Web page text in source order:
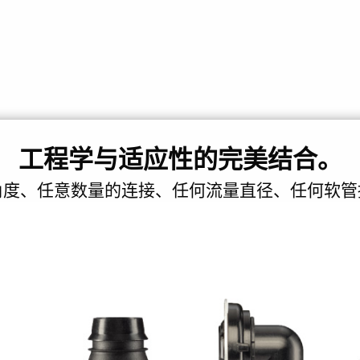
工程学与适应性的完美结合。
、任意数量的连接、任何流量直径、任何软